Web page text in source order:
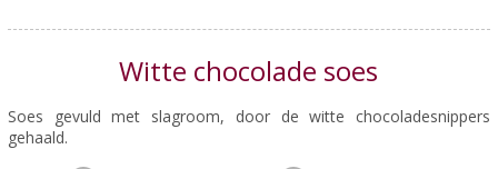
Witte chocolade soes
Soes gevuld met slagroom, door de witte chocoladesnippers
gehaald.